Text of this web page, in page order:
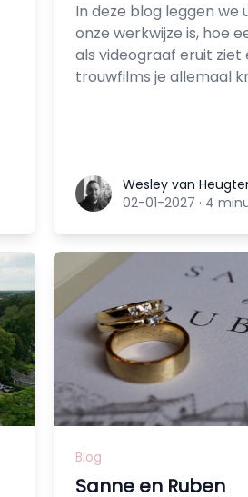
In deze blog leggen we
onze werkwijze is, hoe
als videograaf eruit ziet
trouwfilms je allemaal
Wesley van Heugten
Wesley van
02-01-2027 · 4
Blog
Sanne en Ruben